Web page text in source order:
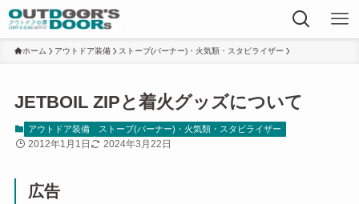
ホーム アウトドア装備 ストーブ(バーナー)・火気類・スタビライザー
JETBOIL ZIPと着火グッズについて
アウトドア装備 ストーブ(バーナー)・火気類・スタビライザー
2012年1月1日 2024年3月22日
広告